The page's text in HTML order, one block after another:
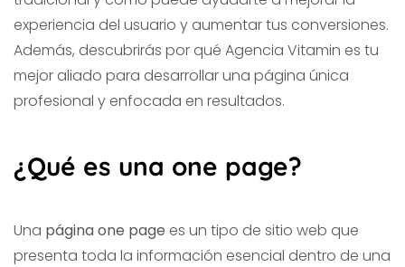
experiencia del usuario y aumentar tus conversiones.
Además, descubrirás por qué Agencia Vitamin es tu
mejor aliado para desarrollar una página única
profesional y enfocada en resultados.
¿Qué es una one page?
Una página one page es un tipo de sitio web que
presenta toda la información esencial dentro de una